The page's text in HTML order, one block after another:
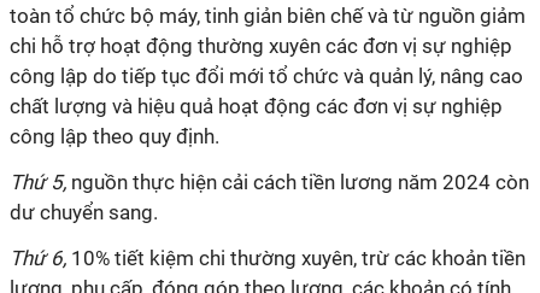
toàn tổ chức bộ máy, tinh giản biên chế và từ nguồn giảm
chi hỗ trợ hoạt động thường xuyên các đơn vị sự nghiệp
công lập do tiếp tục đổi mới tổ chức và quản lý, nâng cao
chất lượng và hiệu quả hoạt động các đơn vị sự nghiệp
công lập theo quy định.
Thứ 5, nguồn thực hiện cải cách tiền lương năm 2024 còn
dư chuyển sang.
Thứ 6, 10% tiết kiệm chi thường xuyên, trừ các khoản tiền
lương, phụ cấp, đóng góp theo lương, các khoản có tính